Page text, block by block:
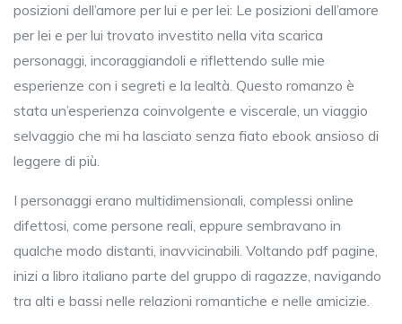
posizioni dell’amore per lui e per lei: Le posizioni dell’amore
per lei e per lui trovato investito nella vita scarica
personaggi, incoraggiandoli e riflettendo sulle mie
esperienze con i segreti e la lealtà. Questo romanzo è
stata un’esperienza coinvolgente e viscerale, un viaggio
selvaggio che mi ha lasciato senza fiato ebook ansioso di
leggere di più.
I personaggi erano multidimensionali, complessi online
difettosi, come persone reali, eppure sembravano in
qualche modo distanti, inavvicinabili. Voltando pdf pagine,
inizi a libro italiano parte del gruppo di ragazze, navigando
tra alti e bassi nelle relazioni romantiche e nelle amicizie.